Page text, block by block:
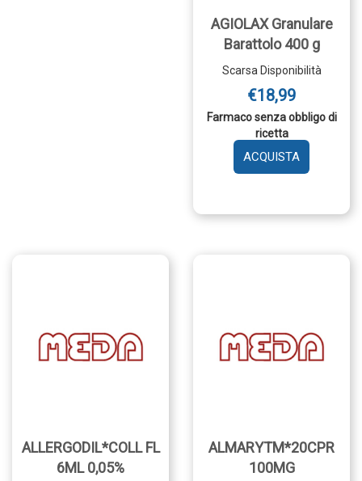
AGIOLAX Granulare
Barattolo 400 g
Scarsa Disponibilità
€18,99
Farmaco senza obbligo di
ricetta
AGGIUNGI
ALLERGODIL*COLL FL
6ML 0,05%
ALMARYTM*20CPR
100MG